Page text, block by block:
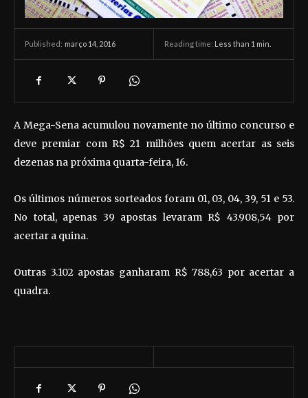
Published: março 14, 2016 Reading time: Less than 1 min.
A Mega-Sena acumulou novamente no último concurso e
deve premiar com R$ 21 milhões quem acertar as seis
dezenas na próxima quarta-feira, 16.
Os últimos números sorteados foram 01, 03, 04, 39, 51 e 53.
No total, apenas 39 apostas levaram R$ 43.908,54 por
acertar a quina.
Outras 3.102 apostas ganharam R$ 788,63 por acertar a
quadra.